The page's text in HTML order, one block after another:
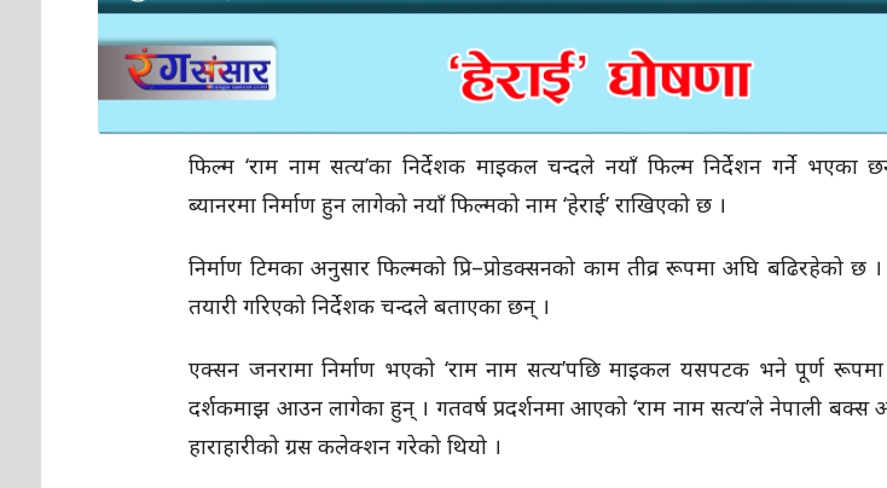
फिल्म ‘राम नाम सत्य’का निर्देशक माइकल चन्दले नयाँ फिल्म निर्देशन गर्ने भएका
ब्यानरमा निर्माण हुन लागेको नयाँ फिल्मको नाम ‘हेराई’ राखिएको छ ।
निर्माण टिमका अनुसार फिल्मको प्रि–प्रोडक्सनको काम तीव्र रूपमा अघि बढिरहेको छ
तयारी गरिएको निर्देशक चन्दले बताएका छन् ।
एक्सन जनरामा निर्माण भएको ‘राम नाम सत्य’पछि माइकल यसपटक भने पूर्ण
दर्शकमाझ आउन लागेका हुन् । गतवर्ष प्रदर्शनमा आएको ‘राम नाम सत्य’ले नेपाली
हाराहारीको ग्रस कलेक्शन गरेको थियो ।